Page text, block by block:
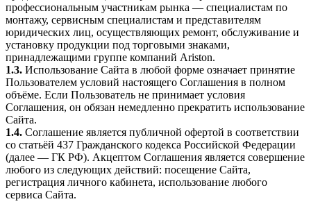
профессиональным участникам рынка — специалистам по
монтажу, сервисным специалистам и представителям
юридических лиц, осуществляющих ремонт, обслуживание и
установку продукции под торговыми знаками,
принадлежащими группе компаний Ariston.
1.3. Использование Сайта в любой форме означает принятие
Пользователем условий настоящего Соглашения в полном
объёме. Если Пользователь не принимает условия
Соглашения, он обязан немедленно прекратить использование
Сайта.
1.4. Соглашение является публичной офертой в соответствии
со статьёй 437 Гражданского кодекса Российской Федерации
(далее — ГК РФ). Акцептом Соглашения является совершение
любого из следующих действий: посещение Сайта,
регистрация личного кабинета, использование любого
сервиса Сайта.